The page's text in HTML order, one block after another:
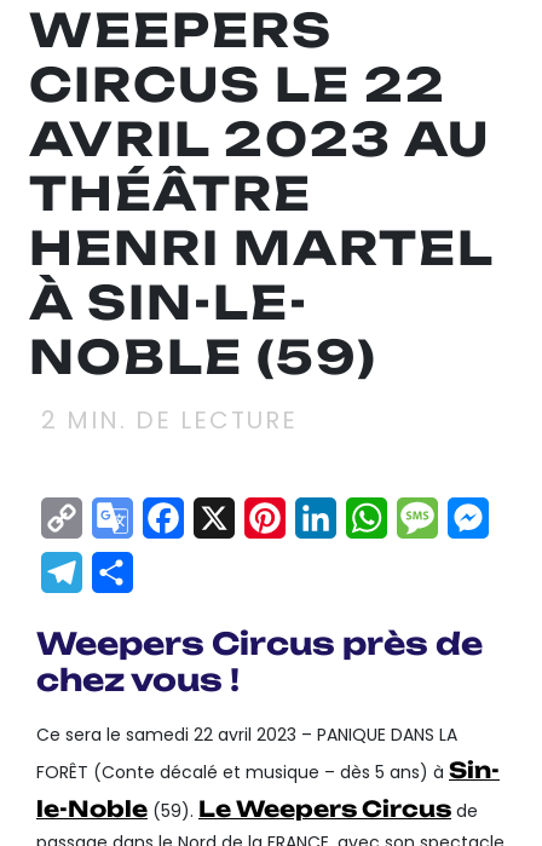
WEEPERS
CIRCUS LE 22
AVRIL 2023 AU
THÉÂTRE
HENRI MARTEL
À SIN-LE-
NOBLE (59)
2 MIN. DE LECTURE
Copy
Link
GoogleFacebook
X Pinterest
LinkedInWhatsApp
Telegram
Weepers Circus près de
chez vous !
Ce sera le samedi 22 avril 2023 – PANIQUE DANS LA
FORÊT (Conte décalé et musique – dès 5 ans) à Sin-
le-Noble (59). Le Weepers Circus de